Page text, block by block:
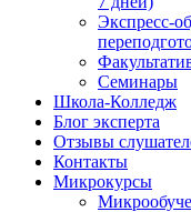
Экспресс-
Семинары
Школа-Колледж
Блог эксперта
Отзывы
Контакты
Микрокурсы